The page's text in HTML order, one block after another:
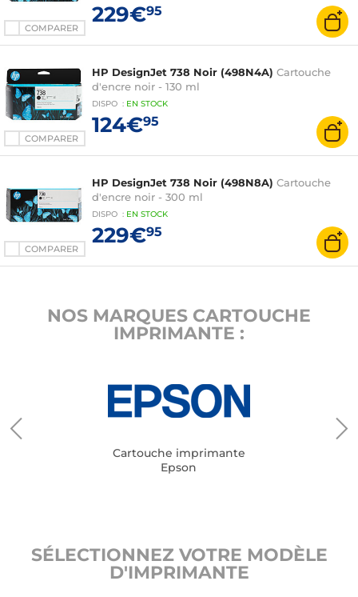
COMPARER
229€95
COMPARER
HP DesignJet 738 Noir (498N4A) Cartouche
d'encre noir - 130 ml
DISPO : EN STOCK
124€95
COMPARER
HP DesignJet 738 Noir (498N8A) Cartouche
d'encre noir - 300 ml
DISPO : EN STOCK
229€95
NOS MARQUES CARTOUCHE
IMPRIMANTE :
Cartouche imprimante
Epson
SÉLECTIONNEZ VOTRE MODÈLE
D'IMPRIMANTE